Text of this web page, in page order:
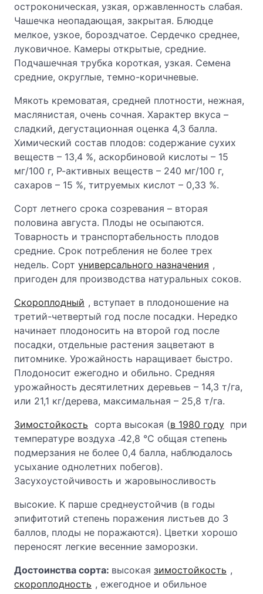
остроконическая, узкая, оржавленность слабая.
Чашечка неопадающая, закрытая. Блюдце
мелкое, узкое, бороздчатое. Сердечко среднее,
луковичное. Камеры открытые, средние.
Подчашечная трубка короткая, узкая. Семена
средние, округлые, темно-коричневые.
Мякоть кремоватая, средней плотности, нежная,
маслянистая, очень сочная. Характер вкуса –
сладкий, дегустационная оценка 4,3 балла.
Химический состав плодов: содержание сухих
веществ – 13,4 %, аскорбиновой кислоты – 15
мг/100 г, Р-активных веществ – 240 мг/100 г,
сахаров – 15 %, титруемых кислот – 0,33 %.
Сорт летнего срока созревания – вторая
половина августа. Плоды не осыпаются.
Товарность и транспортабельность плодов
средние. Срок потребления не более трех
недель. Сорт универсального назначения ,
пригоден для производства натуральных соков.
Скороплодный , вступает в плодоношение на
третий-четвертый год после посадки. Нередко
начинает плодоносить на второй год после
посадки, отдельные растения зацветают в
питомнике. Урожайность наращивает быстро.
Плодоносит ежегодно и обильно. Средняя
урожайность десятилетних деревьев – 14,3 т/га,
или 21,1 кг/дерева, максимальная – 25,8 т/га.
Зимостойкость сорта высокая (в 1980 году при
температуре воздуха ˗42,8 °С общая степень
подмерзания не более 0,4 балла, наблюдалось
усыхание однолетних побегов).
Засухоустойчивость и жаровыносливость
высокие. К парше среднеустойчив (в годы
эпифитотий степень поражения листьев до 3
баллов, плоды не поражаются). Цветки хорошо
переносят легкие весенние заморозки.
Достоинства сорта: высокая зимостойкость ,
скороплодность , ежегодное и обильное